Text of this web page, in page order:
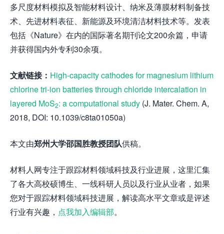
多尺度材料模拟及智能材料设计、纳米及薄膜材料制备技
术、先进材料表征、新能源及环境清洁材料技术等。发表
包括《Nature》在内的国际著名期刊论文200余篇，申请
并获得国内外专利30余项。
文献链接： High-capacity cathodes for magnesium lithium
chlorine tri-ion batteries through chloride intercalation in
layered MoS2: a computational study (J. Mater. Chem. A,
2018, DOI: 10.1039/c8ta01050a)
本文由郑州大学邵国胜教授团队供稿。
材料人网专注于跟踪材料领域科技及行业进展，这里汇集
了各大高校硕博生、一线科研人员以及行业从业者，如果
您对于跟踪材料领域科技进展，解读高水平文章或是评述
行业有兴趣， 点我加入编辑部。